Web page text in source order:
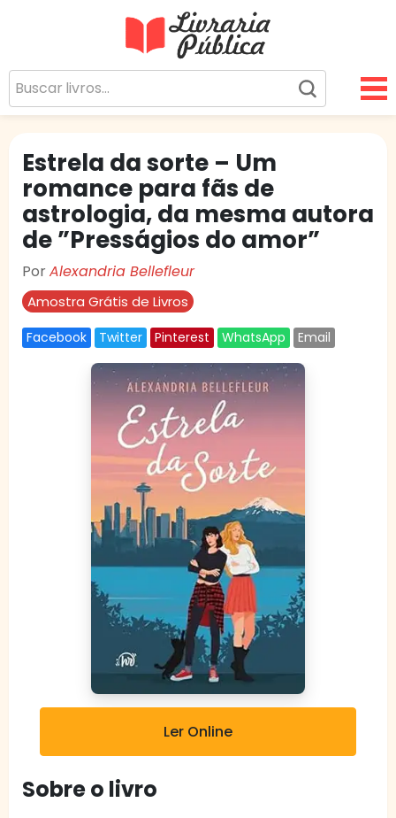
Sua Biblioteca Virtual Gratuita
Estrela da sorte – Um
romance para fãs de
astrologia, da mesma autora
de ”Presságios do amor”
PorAlexandria Bellefleur
Amostra Grátis de Livros
Facebook Twitter Pinterest WhatsApp Email
Ler Online
Sobre o livro